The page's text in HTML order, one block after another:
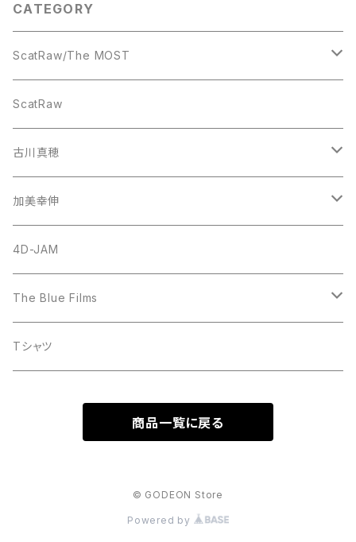
CATEGORY
ScatRaw/The MOST
CD
ScatRaw
古川真穂
CD-Single
CD-Album
加美幸伸
God N' Stone
4D-JAM
The Blue Films
CD-Single
Tシャツ
商品一覧に戻る
© GODEON Store
Powered by